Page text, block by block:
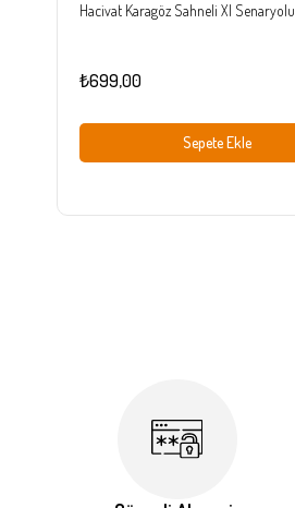
Hacivat Karagöz Sahneli Xl Senaryolu
₺699,00
Sepete Ekle